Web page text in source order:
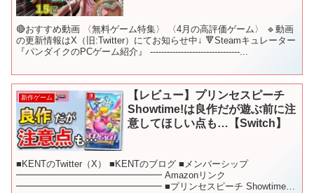
🔴おすすめ動画 〈無料ゲーム特集〉 〈4月の高評価ゲーム〉 🔹動画
の更新情報はX（旧:Twitter）にてお知らせ中↓ 🔻Steamキュレーター
『パンダイクのPCゲーム紹介』 --------------------------------...
新作ゲーム
【レビュー】プリンセスピーチ
Showtime!は良作だが遊ぶ前に注
意してほしい点も…【Switch】
■KENTのTwitter（X） ■KENTのブログ ■メンバーシップ
━━━━━━━━━━━━━━━━ Amazonリンク
━━━━━━━━━━━━━━━━ ■プリンセスピーチ Showtime!